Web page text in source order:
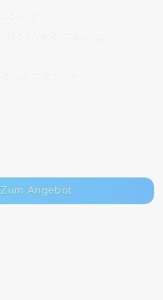
nach Vereinbarung
Zum Angebot